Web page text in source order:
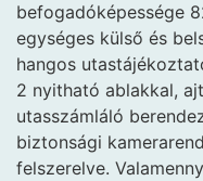
befogadóképessége
egységes külső és
hangos
2 nyitható ablakkal,
utasszámláló
biztonsági
felszerelve.